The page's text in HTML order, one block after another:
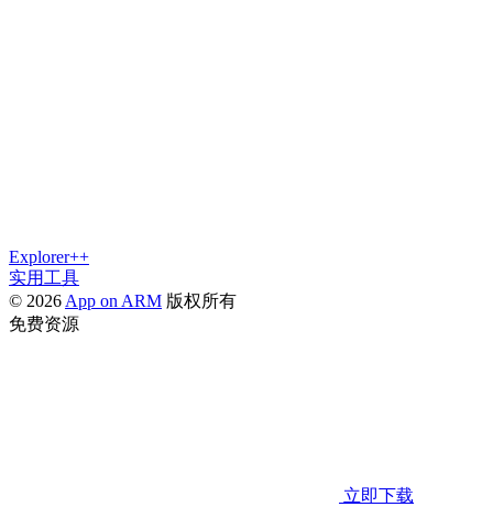
Explorer++
实用工具
© 2026 App on ARM 版权所有
免费资源
立即下载